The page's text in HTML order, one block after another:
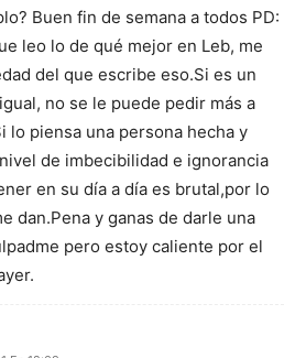
Buen fin de semana a todos PD:
leo lo de qué mejor en Leb, me
del que escribe eso.Si es un
no se le puede pedir más a
lo piensa una persona hecha y
de imbecibilidad e ignorancia
en su día a día es brutal,por lo
dan.Pena y ganas de darle una
pero estoy caliente por el